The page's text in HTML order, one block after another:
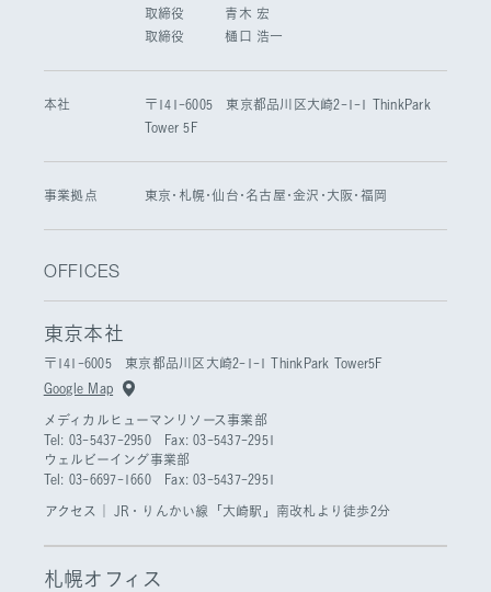
取締役 青木 宏
取締役 樋口 浩一
本社
〒141-6005 東京都品川区大崎2-1-1 ThinkPark
Tower 5F
事業拠点 東京･札幌･仙台･名古屋･金沢･大阪･福岡
OFFICES
東京本社
〒141-6005 東京都品川区大崎2-1-1 ThinkPark Tower5F
Google Map
メディカルヒューマンリソース事業部
Tel: 03-5437-2950 Fax: 03-5437-2951
ウェルビーイング事業部
Tel: 03-6697-1660 Fax: 03-5437-2951
アクセス｜
JR・りんかい線「大崎駅」南改札より徒歩2分
札幌オフィス